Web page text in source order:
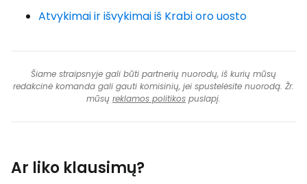
Atvykimai ir išvykimai iš Krabi oro uosto
Šiame straipsnyje gali būti partnerių nuorodų, iš kurių mūsų
redakcinė komanda gali gauti komisinių, jei spustelėsite nuorodą. Žr.
mūsų reklamos politikos puslapį.
Ar liko klausimų?